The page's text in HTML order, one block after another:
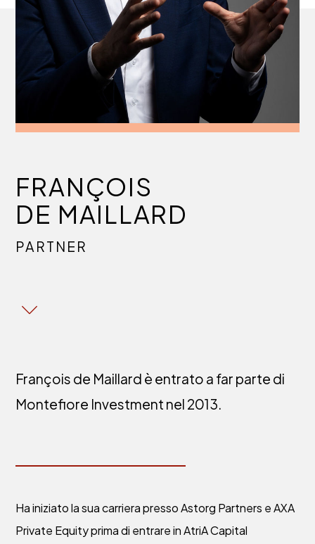
FRANÇOIS
DE MAILLARD
PARTNER
François de Maillard è entrato a far parte di
Montefiore Investment nel 2013.
Ha iniziato la sua carriera presso Astorg Partners e AXA
Private Equity prima di entrare in AtriA Capital